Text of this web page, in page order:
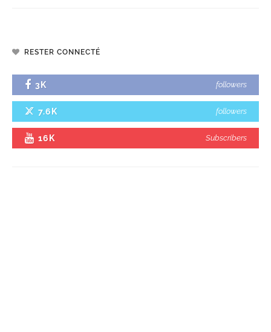
RESTER CONNECTÉ
3K followers
7.6K followers
16K Subscribers